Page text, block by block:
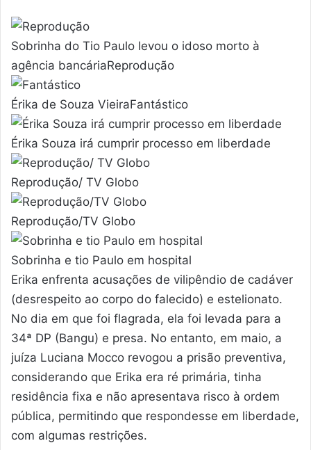
Sobrinha do Tio Paulo levou o idoso morto à
agência bancáriaReprodução
Érika de Souza VieiraFantástico
Érika Souza irá cumprir processo em liberdade
Reprodução/ TV Globo
Reprodução/TV Globo
Sobrinha e tio Paulo em hospital
Erika enfrenta acusações de vilipêndio de cadáver
(desrespeito ao corpo do falecido) e estelionato.
No dia em que foi flagrada, ela foi levada para a
34ª DP (Bangu) e presa. No entanto, em maio, a
juíza Luciana Mocco revogou a prisão preventiva,
considerando que Erika era ré primária, tinha
residência fixa e não apresentava risco à ordem
pública, permitindo que respondesse em liberdade,
com algumas restrições.